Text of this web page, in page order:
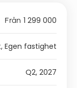
1 299 000
Från
Egen fastighet
Q2, 2027